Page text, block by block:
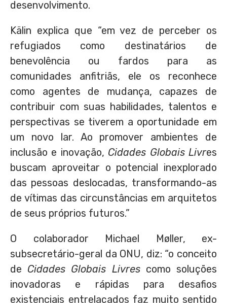
desenvolvimento.
Kälin explica que “em vez de perceber os
refugiados como destinatários de
benevolência ou fardos para as
comunidades anfitriãs, ele os reconhece
como agentes de mudança, capazes de
contribuir com suas habilidades, talentos e
perspectivas se tiverem a oportunidade em
um novo lar. Ao promover ambientes de
inclusão e inovação, Cidades Globais Livres
buscam aproveitar o potencial inexplorado
das pessoas deslocadas, transformando-as
de vítimas das circunstâncias em arquitetos
de seus próprios futuros.”
O colaborador Michael Møller, ex-
subsecretário-geral da ONU, diz: “o conceito
de Cidades Globais Livrescomo soluções
inovadoras e rápidas para desafios
existenciais entrelaçados faz muito sentido